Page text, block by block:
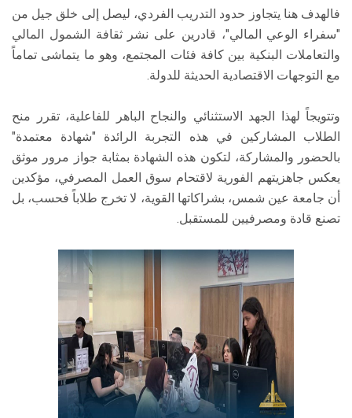
فالهدف هنا يتجاوز حدود التدريب الفردي، ليصل إلى خلق جيل من
"سفراء الوعي المالي"، قادرين على نشر ثقافة الشمول المالي
والتعاملات البنكية بين كافة فئات المجتمع، وهو ما يتماشى تماماً
مع التوجهات الاقتصادية الحديثة للدولة.
وتتويجاً لهذا الجهد الاستثنائي والنجاح الباهر للفاعلية، تقرر منح
الطلاب المشاركين في هذه التجربة الرائدة "شهادة معتمدة"
بالحضور والمشاركة، لتكون هذه الشهادة بمثابة جواز مرور موثق
يعكس جاهزيتهم الفورية لاقتحام سوق العمل المصرفي، مؤكدين
أن جامعة عين شمس، بشراكاتها القوية، لا تخرج طلاباً فحسب، بل
تصنع قادة ومصرفيين للمستقبل.